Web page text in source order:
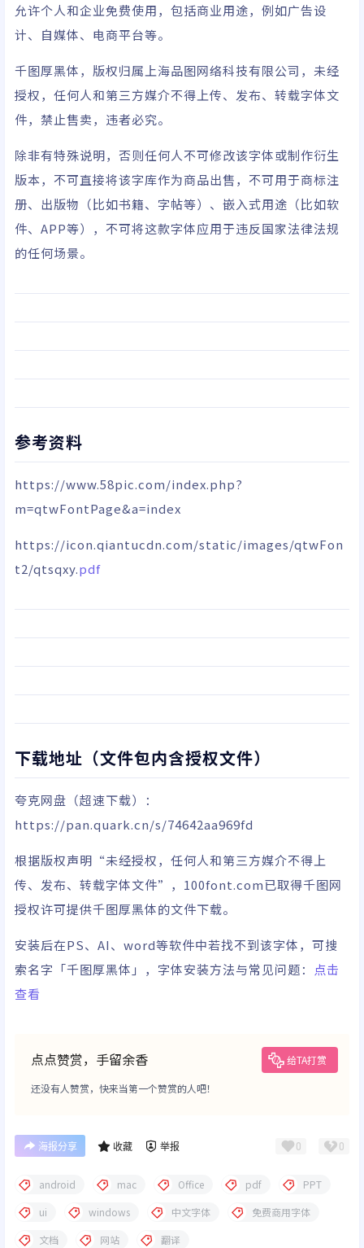
允许个人和企业免费使用，包括商业用途，例如广告设
计、自媒体、电商平台等。
千图厚黑体，版权归属上海品图网络科技有限公司，未经
授权，任何人和第三方媒介不得上传、发布、转载字体文
件，禁止售卖，违者必究。
除非有特殊说明，否则任何人不可修改该字体或制作衍生
版本，不可直接将该字库作为商品出售，不可用于商标注
册、出版物（比如书籍、字帖等）、嵌入式用途（比如软
件、APP等），不可将这款字体应用于违反国家法律法规
的任何场景。
参考资料
https://www.58pic.com/index.php?
m=qtwFontPage&a=index
https://icon.qiantucdn.com/static/images/qtwFon
t2/qtsqxy.pdf
下载地址（文件包内含授权文件）
夸克网盘 （超速下载）
：
https://pan.quark.cn/s/74642aa969fd
根据版权声明“未经授权，任何人和第三方媒介不得上
传、发布、转载字体文件”，100font.com已取得千图网
授权许可提供千图厚黑体的文件下载。
安装后在PS、AI、word等软件中若找不到该字体，可搜
索名字「千图厚黑体」，字体安装方法与常见问题： 点击
查看
点点赞赏，手留余香 给TA打赏
还没有人赞赏，快来当第一个赞赏的人吧！
海报分享 收藏 举报 0 0
android mac Office pdf
PPT
ui
windows 中文字体
免费商用字体
文档
网站 翻译